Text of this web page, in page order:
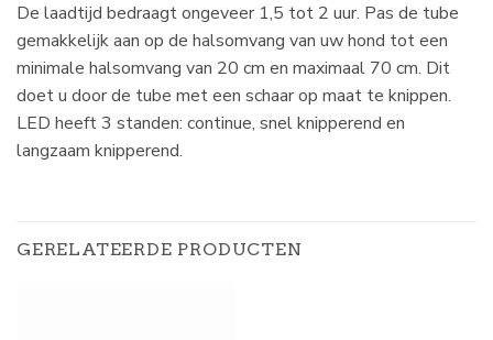
De laadtijd bedraagt ongeveer 1,5 tot 2 uur. Pas de tube
gemakkelijk aan op de halsomvang van uw hond tot een
minimale halsomvang van 20 cm en maximaal 70 cm. Dit
doet u door de tube met een schaar op maat te knippen.
LED heeft 3 standen: continue, snel knipperend en
langzaam knipperend.
GERELATEERDE PRODUCTEN